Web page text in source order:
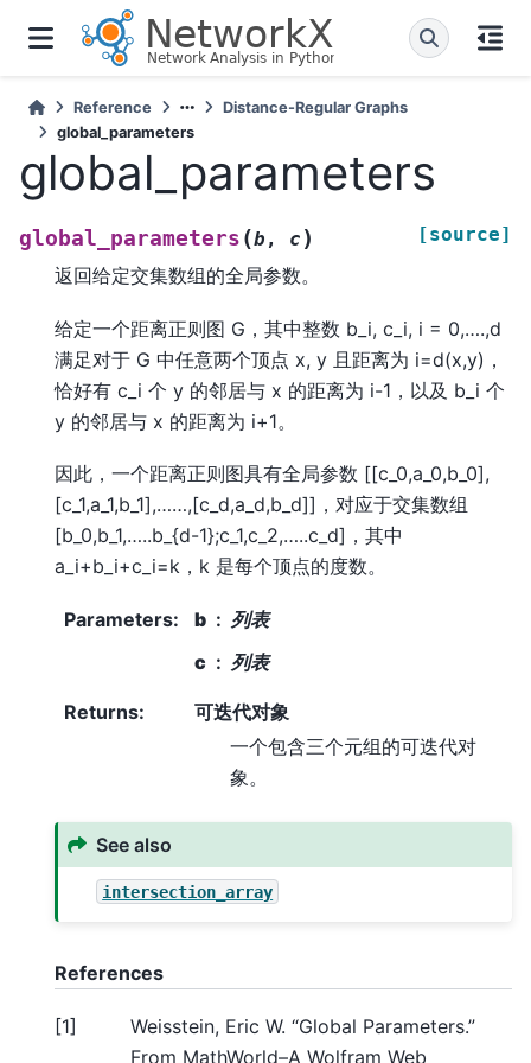
Reference
Distance-Regular Graphs
global_parameters
global_parameters
global_parameters (b , c ) [source]
返回给定交集数组的全局参数。
给定一个距离正则图 G，其中整数 b_i, c_i, i = 0,….,d
满足对于 G 中任意两个顶点 x, y 且距离为 i=d(x,y)，
恰好有 c_i 个 y 的邻居与 x 的距离为 i-1，以及 b_i 个
y 的邻居与 x 的距离为 i+1。
因此，一个距离正则图具有全局参数 [[c_0,a_0,b_0],
[c_1,a_1,b_1],……,[c_d,a_d,b_d]]，对应于交集数组
[b_0,b_1,…..b_{d-1};c_1,c_2,…..c_d]，其中
a_i+b_i+c_i=k，k 是每个顶点的度数。
Parameters: b
列表
c
列表
Returns:
可迭代对象
一个包含三个元组的可迭代对
象。
See also
intersection_array
References
[1]
Weisstein, Eric W. “Global Parameters.”
From MathWorld–A Wolfram Web